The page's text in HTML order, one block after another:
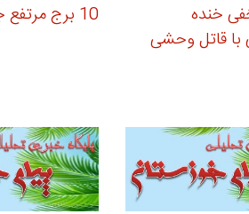
خنده
با قاتل وحشی
10 برج مرتفع جهان